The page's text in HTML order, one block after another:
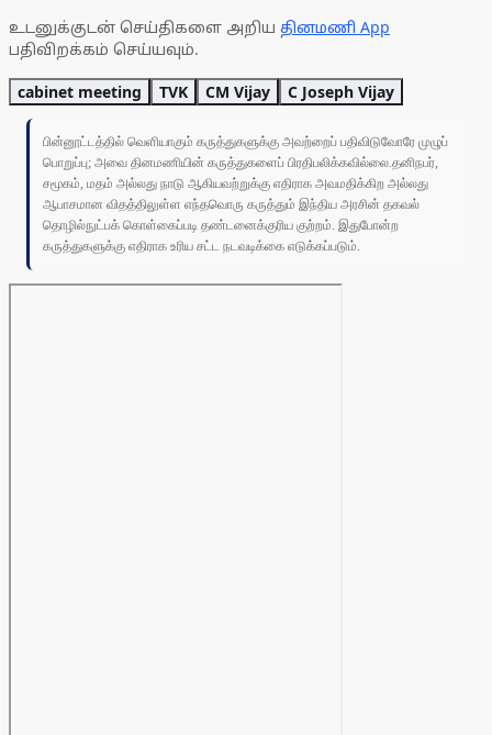
உடனுக்குடன் செய்திகளை அறிய தினமணி App
பதிவிறக்கம் செய்யவும்.
cabinet meeting TVK CM Vijay C Joseph Vijay
பின்னூட்டத்தில் வெளியாகும் கருத்துகளுக்கு அவற்றைப் பதிவிடுவோரே முழுப்
பொறுப்பு; அவை தினமணியின் கருத்துகளைப் பிரதிபலிக்கவில்லை.தனிநபர்,
சமூகம், மதம் அல்லது நாடு ஆகியவற்றுக்கு எதிராக அவமதிக்கிற அல்லது
ஆபாசமான விதத்திலுள்ள எந்தவொரு கருத்தும் இந்திய அரசின் தகவல்
தொழில்நுட்பக் கொள்கைப்படி தண்டனைக்குரிய குற்றம். இதுபோன்ற
கருத்துகளுக்கு எதிராக உரிய சட்ட நடவடிக்கை எடுக்கப்படும்.